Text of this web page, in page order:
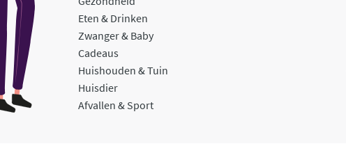
Eten & Drinken
Zwanger & Baby
Cadeaus
Huishouden & Tuin
Huisdier
Afvallen & Sport